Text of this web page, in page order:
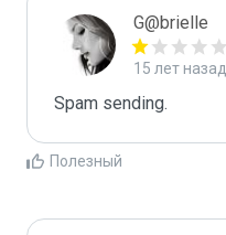
G@brielle
15 лет назад
Spam sending.
Полезный